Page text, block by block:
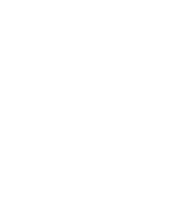
2019/6 (Erlaubnis)
Baden-Württemberg
A-Z finden Sie
Sachgebiete zur Online-